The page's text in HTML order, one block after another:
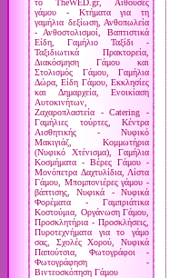
το TheWED.gr, Αίθουσες
γάμου - Κτήματα για τη
γαμήλια δεξίωση, Ανθοπωλεία
- Ανθοστολισμοί, Βαπτιστικά
Είδη, Γαμήλιο Ταξίδι -
Ταξιδιωτικά Πρακτορεία,
Διακόσμηση Γάμου και
Στολισμός Γάμου, Γαμήλια
Δώρα, Είδη Γάμου, Εκκλησίες
και Δημαρχεία, Ενοικίαση
Αυτοκινήτων,
Ζαχαροπλαστεία - Catering -
Γαμήλιες τούρτες, Κέντρα
Αισθητικής - Νυφικό
Μακιγιάζ, Κομμωτήρια
(Νυφικό Χτένισμα), Γαμήλια
Κοσμήματα - Βέρες Γάμου -
Μονόπετρα Δαχτυλίδια, Λίστα
Γάμου, Μπομπονιέρες γάμου -
βάπτισης, Νυφικά - Νυφικά
Φορέματα - Γαμπριάτικα
Κοστούμια, Οργάνωση Γάμου,
Προσκλητήρια - Προσκλήσεις,
Πυροτεχνήματα για το γάμο
σας, Σχολές Χορού, Νυφικά
Παπούτσια, Φωτογράφοι -
Φωτογράφηση -
Βιντεοσκόπηση Γάμου